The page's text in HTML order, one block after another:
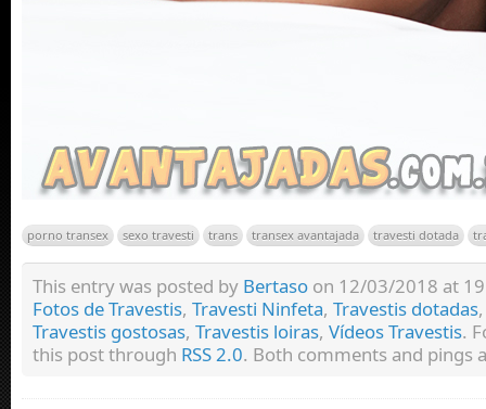
porno transex sexo travesti trans transex avantajada travesti dotada
This entry was posted by Bertaso on 12/03/2018 at
Fotos de Travestis, Travesti Ninfeta, Travestis dotadas
Travestis gostosas, Travestis loiras, Vídeos Travestis.
this post through RSS 2.0. Both comments and pings